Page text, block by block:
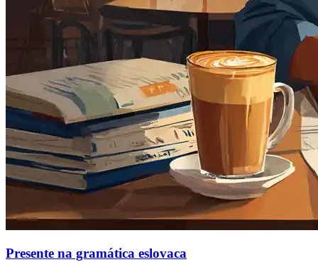
Presente na gramática eslovaca